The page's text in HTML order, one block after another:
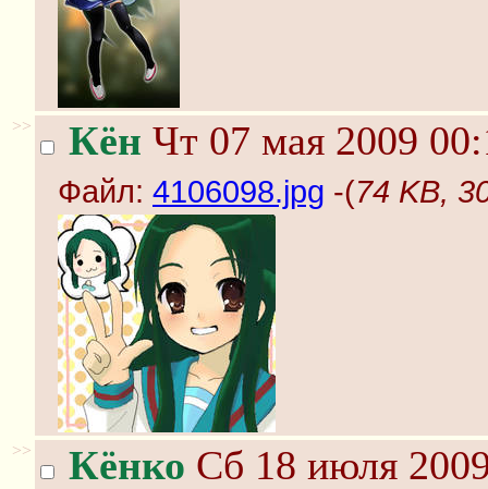
>> Кён Чт 07 мая 2009
Файл: 4106098.jpg -(74 KB,
>> Кёнко Сб 18 июля